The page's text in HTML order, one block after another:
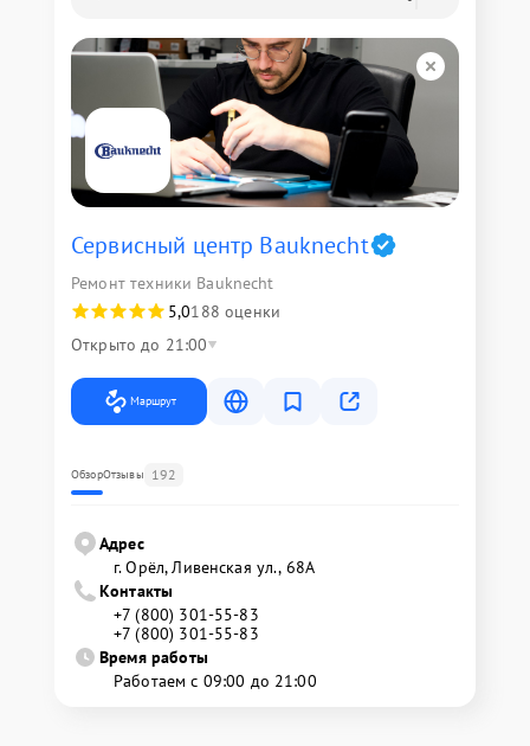
Сервисный центр Bauknecht
Ремонт техники Bauknecht
5,0188 оценки
Открыто до 21:00
Маршрут
ОбзорОтзывы 192
Адрес
г. Орёл, Ливенская ул., 68А
Контакты
+7 (800) 301-55-83
+7 (800) 301-55-83
Время работы
Работаем с 09:00 до 21:00